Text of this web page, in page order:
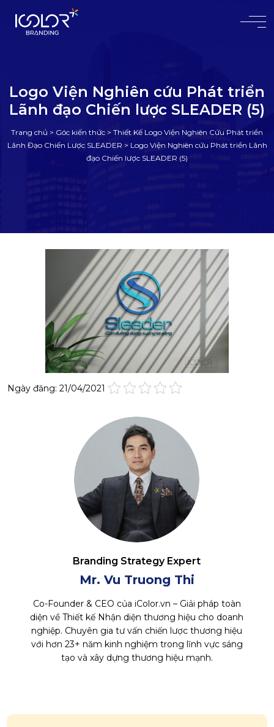
#
Logo Viện Nghiên cứu Phát triển
Lãnh đạo Chiến lược SLEADER (5)
Trang chủ > Góc kiến thức > Thiết Kế Logo Viện Nghiên Cứu Phát triển
Lãnh Đạo Chiến Lược SLEADER > Logo Viện Nghiên cứu Phát triển Lãnh
đạo Chiến lược SLEADER (5)
Ngày đăng: 21/04/2021
Branding Strategy Expert
Mr. Vu Truong Thi
Co-Founder & CEO của iColor.vn – Giải pháp toàn
diện về Thiết kế Nhận diện thương hiệu cho doanh
nghiệp. Chuyên gia tư vấn chiến lược thương hiệu
với hơn 23+ năm kinh nghiệm trong lĩnh vực sáng
tạo và xây dựng thương hiệu mạnh.